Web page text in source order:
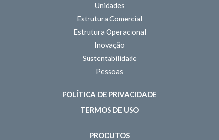
Unidades
Estrutura Comercial
Estrutura Operacional
Inovação
Sustentabilidade
Pessoas
POLÍTICA DE PRIVACIDADE
TERMOS DE USO
PRODUTOS